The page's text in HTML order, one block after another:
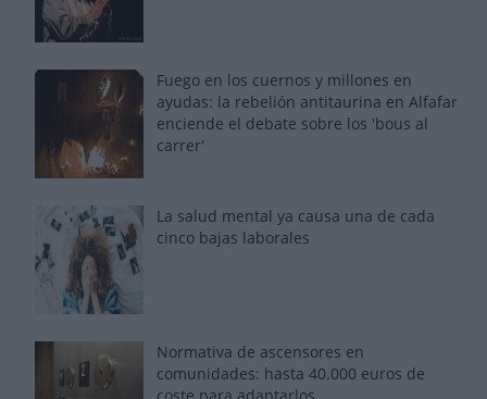
Fuego en los cuernos y millones en
ayudas: la rebelión antitaurina en Alfafar
enciende el debate sobre los 'bous al
carrer'
La salud mental ya causa una de cada
cinco bajas laborales
Normativa de ascensores en
comunidades: hasta 40.000 euros de